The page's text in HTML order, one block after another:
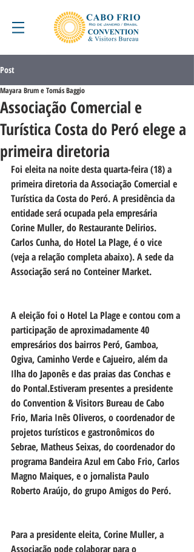
Post
Associação Comercial e
Turística Costa do Peró elege a
primeira diretoria
Mayara Brum e Tomás Baggio
Foi eleita na noite desta quarta-feira (18) a
primeira diretoria da Associação Comercial e
Turística da Costa do Peró. A presidência da
entidade será ocupada pela empresária
Corine Muller, do Restaurante Delirios.
Carlos Cunha, do Hotel La Plage, é o vice
(veja a relação completa abaixo). A sede da
Associação será no Conteiner Market.
A eleição foi o Hotel La Plage e contou com a
participação de aproximadamente 40
empresários dos bairros Peró, Gamboa,
Ogiva, Caminho Verde e Cajueiro, além da
Ilha do Japonês e das praias das Conchas e
do Pontal.Estiveram presentes a presidente
do Convention & Visitors Bureau de Cabo
Frio, Maria Inês Oliveros, o coordenador de
projetos turísticos e gastronômicos do
Sebrae, Matheus Seixas, do coordenador do
programa Bandeira Azul em Cabo Frio, Carlos
Magno Maiques, e o jornalista Paulo
Roberto Araújo, do grupo Amigos do Peró.
Para a presidente eleita, Corine Muller, a
Associação pode colaborar para o